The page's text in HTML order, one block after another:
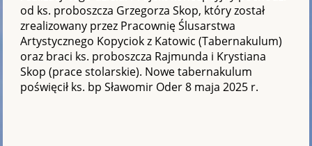
od ks. proboszcza Grzegorza Skop, który został
zrealizowany przez Pracownię Ślusarstwa
Artystycznego Kopyciok z Katowic (Tabernakulum)
oraz braci ks. proboszcza Rajmunda i Krystiana
Skop (prace stolarskie). Nowe tabernakulum
poświęcił ks. bp Sławomir Oder 8 maja 2025 r.